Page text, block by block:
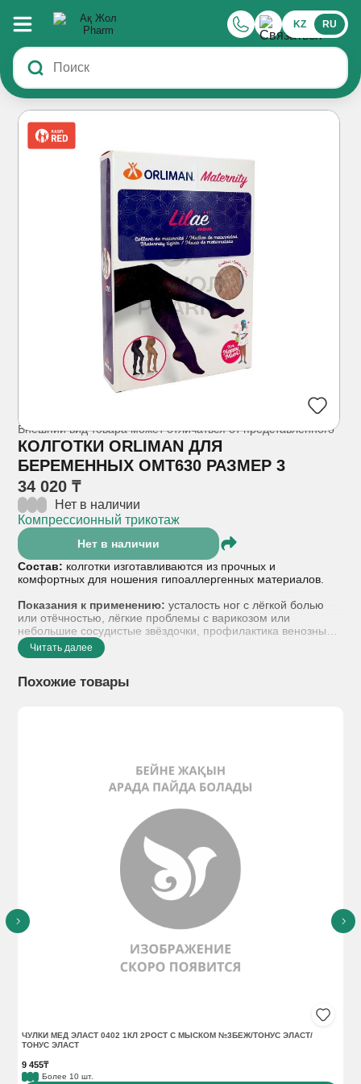
KZ RU
Внешний вид товара может отличаться от представленного
КОЛГОТКИ ORLIMAN ДЛЯ
БЕРЕМЕННЫХ ОМТ630 РАЗМЕР 3
34 020 ₸
Нет в наличии
Компрессионный трикотаж
Нет в наличии
Состав: колготки изготавливаются из прочных и
комфортных для ношения гипоаллергенных материалов.
Показания к применению: усталость ног с лёгкой болью
или отёчностью, лёгкие проблемы с варикозом или
небольшие сосудистые звёздочки, профилактика венозных
заболеваний.
с постели. Во время надевания вначале нужно
Читать далее
Похожие товары
ЧУЛКИ МЕД ЭЛАСТ 0402 1КЛ 2РОСТ С МЫСКОМ №3БЕЖ/ТОНУС ЭЛАСТ/
ТОНУС ЭЛАСТ
9 455₸
Более 10 шт.